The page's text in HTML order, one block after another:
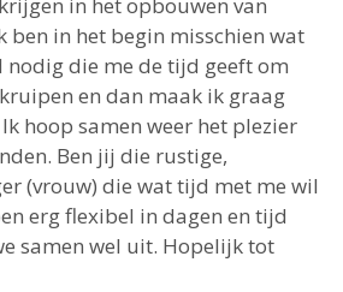
in het opbouwen van
ben in het begin misschien wat
nodig die me de tijd geeft om
en dan maak ik graag
hoop samen weer het plezier
Ben jij die rustige,
(vrouw) die wat tijd met me wil
erg flexibel in dagen en tijd
samen wel uit. Hopelijk tot